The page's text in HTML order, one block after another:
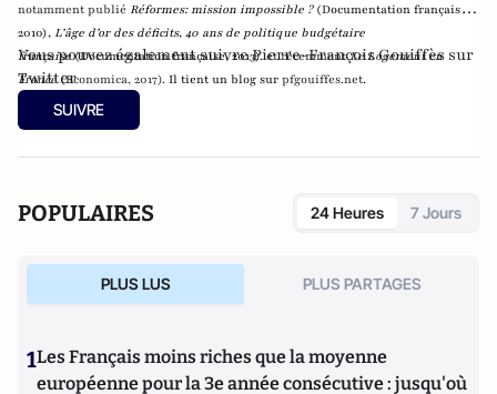
notamment publié Réformes: mission impossible ?(Documentation française,
2010), L’âge d’or des déficits, 40 ans de politique budgétaire
française (Documentation française, 2013).et récemmentLe Logement en
France(Economica, 2017). Il tient un blog sur pfgouiffes.net.
Vous pouvez également suivre Pierre-François Gouiffès sur
Twitter
SUIVRE
POPULAIRES 24 Heures 7 Jours
PLUS LUS PLUS PARTAGES
1Les Français moins riches que la moyenne
européenne pour la 3e année consécutive : jusqu'où